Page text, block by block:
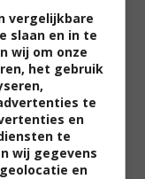
vergelijkbare
slaan en in te
wij om onze
het gebruik
te
en
te
wij gegevens
en